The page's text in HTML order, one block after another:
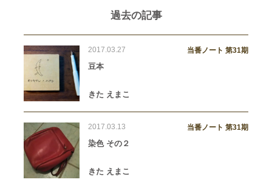
過去の記事
2017.03.27 当番ノート 第31期
豆本
きた えまこ
2017.03.13 当番ノート 第31期
染色 その２
きた えまこ